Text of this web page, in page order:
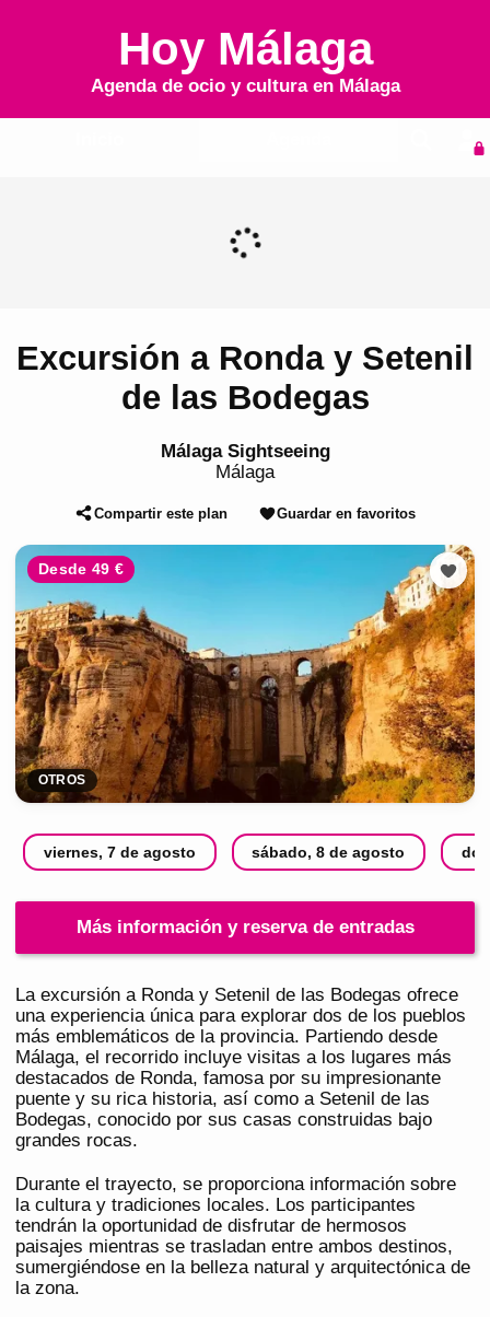
Hoy Málaga
Agenda de ocio y cultura en Málaga
Excursión a Ronda y Setenil
de las Bodegas
Málaga Sightseeing
Málaga
Compartir este plan Guardar en favoritos
Desde 49 €
OTROS
viernes, 7 de agosto sábado, 8 de agosto
Más información y reserva de entradas
La excursión a Ronda y Setenil de las Bodegas ofrece
una experiencia única para explorar dos de los pueblos
más emblemáticos de la provincia. Partiendo desde
Málaga, el recorrido incluye visitas a los lugares más
destacados de Ronda, famosa por su impresionante
puente y su rica historia, así como a Setenil de las
Bodegas, conocido por sus casas construidas bajo
grandes rocas.
Durante el trayecto, se proporciona información sobre
la cultura y tradiciones locales. Los participantes
tendrán la oportunidad de disfrutar de hermosos
paisajes mientras se trasladan entre ambos destinos,
sumergiéndose en la belleza natural y arquitectónica de
la zona.